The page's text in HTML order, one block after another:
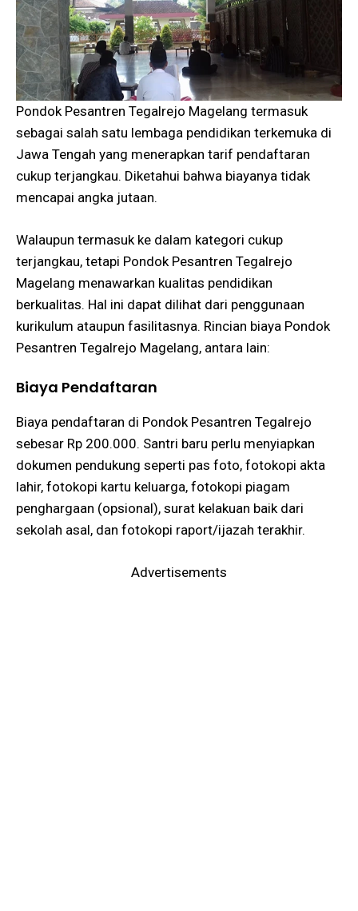
Pondok Pesantren Tegalrejo Magelang termasuk
sebagai salah satu lembaga pendidikan terkemuka di
Jawa Tengah yang menerapkan tarif pendaftaran
cukup terjangkau. Diketahui bahwa biayanya tidak
mencapai angka jutaan.
Walaupun termasuk ke dalam kategori cukup
terjangkau, tetapi Pondok Pesantren Tegalrejo
Magelang menawarkan kualitas pendidikan
berkualitas. Hal ini dapat dilihat dari penggunaan
kurikulum ataupun fasilitasnya. Rincian biaya Pondok
Pesantren Tegalrejo Magelang, antara lain:
Biaya Pendaftaran
Biaya pendaftaran di Pondok Pesantren Tegalrejo
sebesar Rp 200.000. Santri baru perlu menyiapkan
dokumen pendukung seperti pas foto, fotokopi akta
lahir, fotokopi kartu keluarga, fotokopi piagam
penghargaan (opsional), surat kelakuan baik dari
sekolah asal, dan fotokopi raport/ijazah terakhir​.
Advertisements